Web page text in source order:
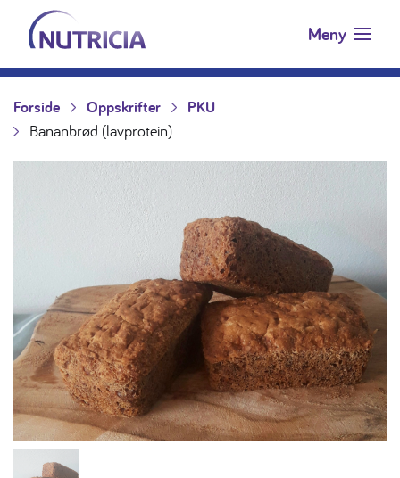
Hopp til innholdet
Nutricia.no Meny
Forside Oppskrifter
PKU
Bananbrød (lavprotein)